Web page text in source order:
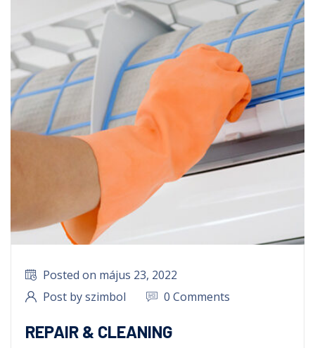
Posted on május 23, 2022
Post by szimbol
0 Comments
REPAIR & CLEANING